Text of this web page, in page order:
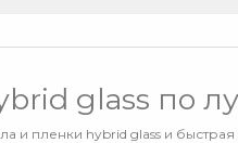
glass по
и пленки hybrid glass и